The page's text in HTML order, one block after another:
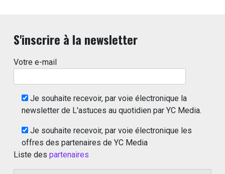
S'inscrire à la newsletter
Votre e-mail
Je souhaite recevoir, par voie électronique la
newsletter de L'astuces au quotidien par YC Media.
Je souhaite recevoir, par voie électronique les
offres des partenaires de YC Media
Liste des partenaires